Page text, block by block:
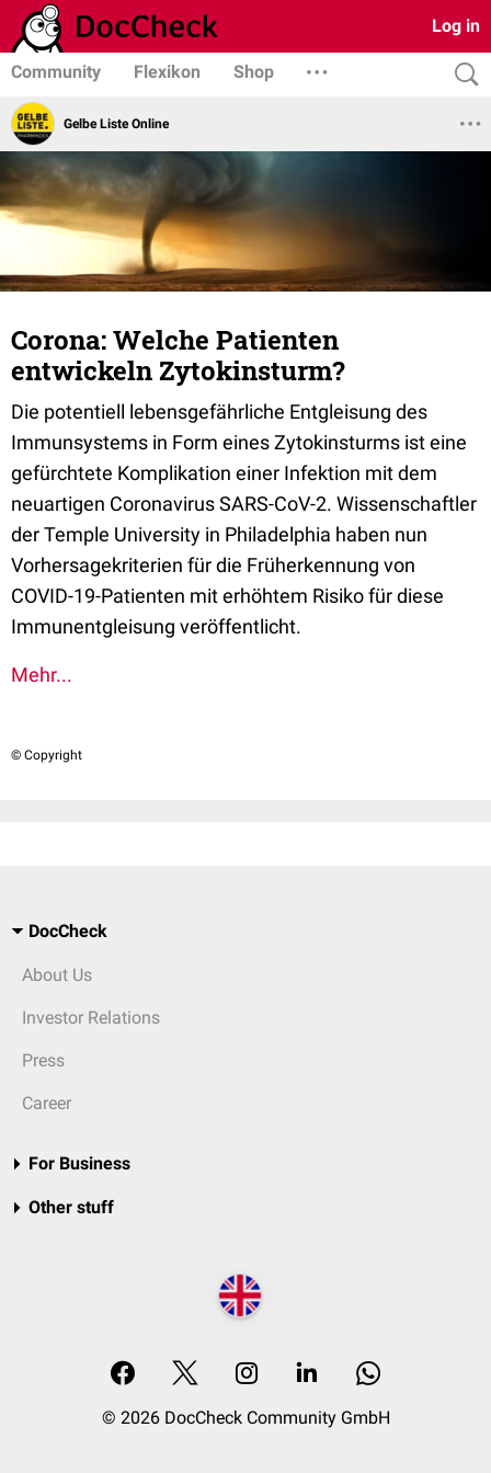
Log in
Community Flexikon Shop
Gelbe Liste Online
Corona: Welche Patienten
entwickeln Zytokinsturm?
Die potentiell lebensgefährliche Entgleisung des
Immunsystems in Form eines Zytokinsturms ist eine
gefürchtete Komplikation einer Infektion mit dem
neuartigen Coronavirus SARS-CoV-2. Wissenschaftler
der Temple University in Philadelphia haben nun
Vorhersagekriterien für die Früherkennung von
COVID-19-Patienten mit erhöhtem Risiko für diese
Immunentgleisung veröffentlicht.
Mehr...
© Copyright
DocCheck
About Us
Investor Relations
Press
Career
For Business
Other stuff
© 2026 DocCheck Community GmbH